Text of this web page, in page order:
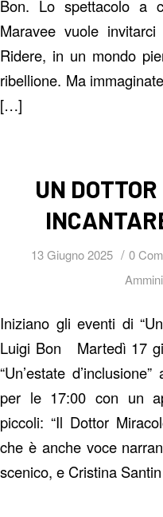
Bon. Lo spettacolo a
Maravee vuole
Ridere, in un mondo
ribellione. Ma
[…]
UN
13 Giugno 2025 / 0
Iniziano gli eventi di
Luigi Bon Martedì 17
“Un’estate
per le 17:00 con un
piccoli: “Il Dottor
che è anche voce
scenico, e Cristina